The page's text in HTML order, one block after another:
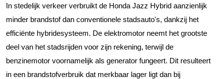
In stedelijk verkeer verbruikt de Honda Jazz Hybrid aanzienlijk
minder brandstof dan conventionele stadsauto's, dankzij het
efficiënte hybridesysteem. De elektromotor neemt het grootste
deel van het stadsrijden voor zijn rekening, terwijl de
benzinemotor voornamelijk als generator fungeert. Dit resulteert
in een brandstofverbruik dat merkbaar lager ligt dan bij